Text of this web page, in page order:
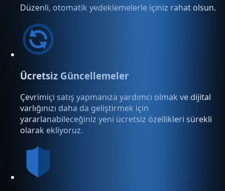
Düzenli, otomatik yedeklemelerle içiniz rahat olsun.
Ücretsiz Güncellemeler
Çevrimiçi satış yapmanıza yardımcı olmak ve dijital
varlığınızı daha da geliştirmek için
yararlanabileceğiniz yeni ücretsiz özellikleri sürekli
olarak ekliyoruz.